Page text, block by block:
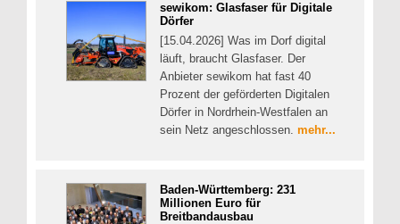
sewikom: Glasfaser für Digitale
Dörfer
[15.04.2026] Was im Dorf digital
läuft, braucht Glasfaser. Der
Anbieter sewikom hat fast 40
Prozent der geförderten Digitalen
Dörfer in Nordrhein-Westfalen an
sein Netz angeschlossen. mehr...
Baden-Württemberg: 231
Millionen Euro für
Breitbandausbau